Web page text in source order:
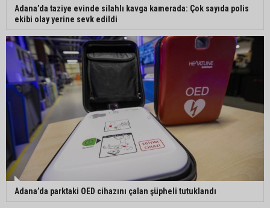
Adana’da taziye evinde silahlı kavga kamerada: Çok sayıda polis
ekibi olay yerine sevk edildi
Adana’da parktaki OED cihazını çalan şüpheli tutuklandı